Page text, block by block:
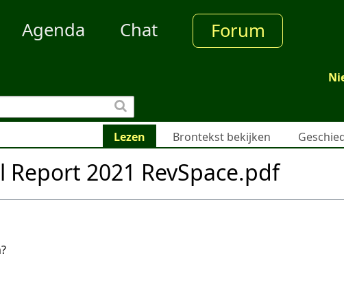
Agenda Chat Forum
Lezen Brontekst bekijken
Report 2021 RevSpace.pdf